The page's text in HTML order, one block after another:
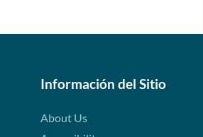
Información del Sitio
About Us